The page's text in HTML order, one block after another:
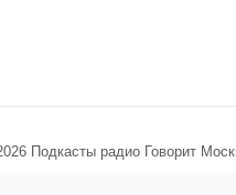
Подкасты радио Говорит